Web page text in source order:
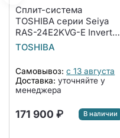
Сплит-система
TOSHIBA серии Seiya
RAS-24E2KVG-E Inverter
комплект
TOSHIBA
Самовывоз: с 13 августа
Доставка: уточняйте у
менеджера
171 900 ₽ В наличии